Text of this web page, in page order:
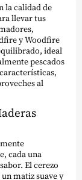
la calidad de
llevar tus
y Woodfire
ideal
pescados
al
cada una
El cerezo
matiz suave y